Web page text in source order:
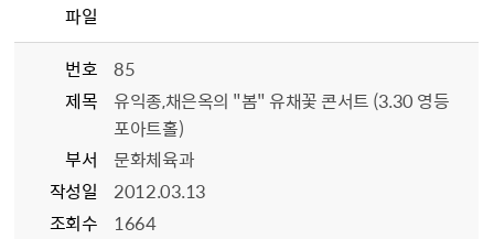
파일
번호
85
제목
유익종,채은옥의 "봄" 유채꽃 콘서트 (3.30 영등
포아트홀)
부서
문화체육과
작성일
2012.03.13
조회수
1664